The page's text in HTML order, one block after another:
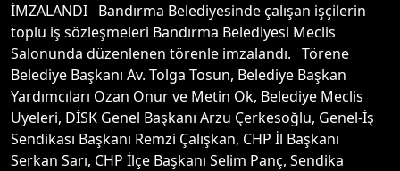
İMZALANDI Bandırma Belediyesinde çalışan işçilerin
toplu iş sözleşmeleri Bandırma Belediyesi Meclis
Salonunda düzenlenen törenle imzalandı. Törene
Belediye Başkanı Av. Tolga Tosun, Belediye Başkan
Yardımcıları Ozan Onur ve Metin Ok, Belediye Meclis
Üyeleri, DİSK Genel Başkanı Arzu Çerkesoğlu, Genel-İş
Sendikası Başkanı Remzi Çalışkan, CHP İl Başkanı
Serkan Sarı, CHP İlçe Başkanı Selim Panç, Sendika